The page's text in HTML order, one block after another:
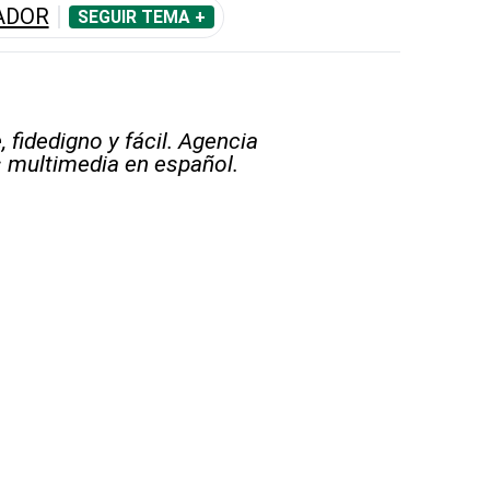
SEGUIR TEMA +
fidedigno y fácil. Agencia
en español.